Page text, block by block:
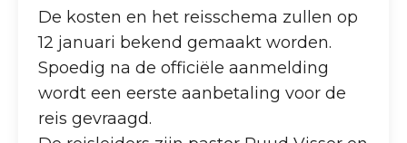
De kosten en het reisschema zullen op
12 januari bekend gemaakt worden.
Spoedig na de officiële aanmelding
wordt een eerste aanbetaling voor de
reis gevraagd.